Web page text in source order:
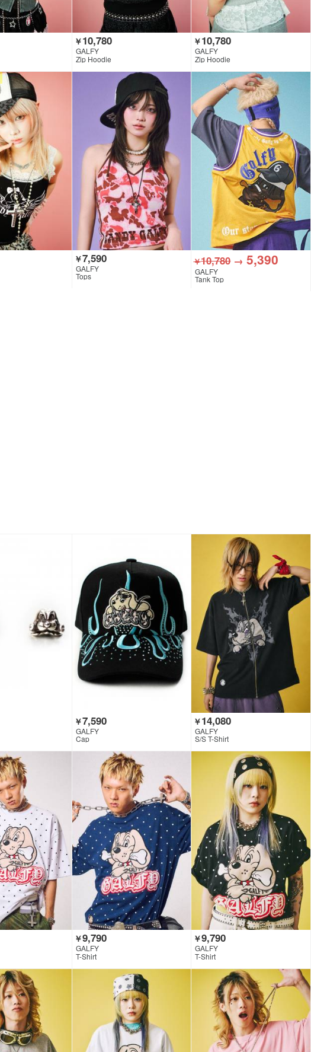
￥10,780
GALFY
Zip Hoodie
￥10,780
GALFY
Zip Hoodie
￥7,590
GALFY
Tops
￥10,780→5,390
GALFY
Tank Top
￥7,590
GALFY
Cap
￥14,080
GALFY
S/S T-Shirt
￥9,790
GALFY
T-Shirt
￥9,790
GALFY
T-Shirt